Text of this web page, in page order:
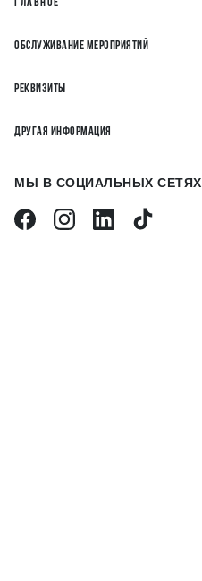
ГЛАВНОЕ
ОБСЛУЖИВАНИЕ МЕРОПРИЯТИЙ
РЕКВИЗИТЫ
ДРУГАЯ ИНФОРМАЦИЯ
МЫ В СОЦИАЛЬНЫХ СЕТЯХ